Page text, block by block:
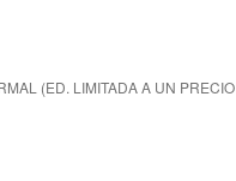
(ED. LIMITADA A UN PRECIO